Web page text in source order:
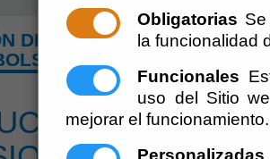
Obligatorias
la funcionalidad
Funcionales
uso del Sitio
mejorar el funcionamiento.
Personalizadas
DE ALCALDÍA nº 143
SOCORRISTA 2026
DE